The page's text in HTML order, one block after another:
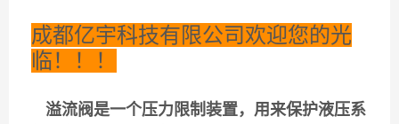
成都亿宇科技有限公司欢迎您的光
临！！！
溢流阀是一个压力限制装置，用来保护液压系